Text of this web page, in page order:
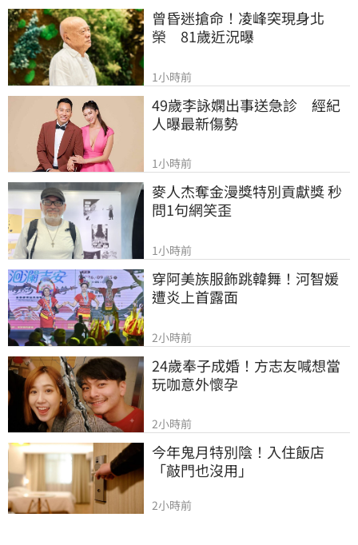
曾昏迷搶命！凌峰突現身北
榮　81歲近況曝
1小時前
49歲李詠嫻出事送急診　經紀
人曝最新傷勢
1小時前
麥人杰奪金漫獎特別貢獻獎 秒
問1句網笑歪
1小時前
穿阿美族服飾跳韓舞！河智媛
遭炎上首露面
2小時前
24歲奉子成婚！方志友喊想當
玩咖意外懷孕
2小時前
今年鬼月特別陰！入住飯店
「敲門也沒用」
2小時前